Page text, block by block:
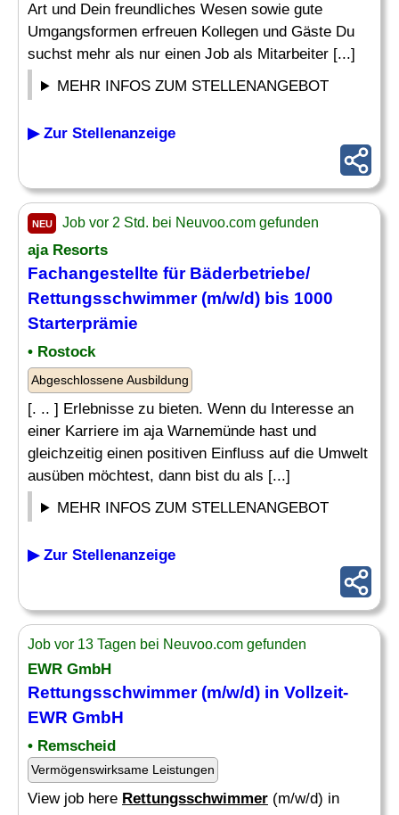
Art und Dein freundliches Wesen sowie gute
Umgangsformen erfreuen Kollegen und Gäste Du
suchst mehr als nur einen Job als Mitarbeiter [...]
MEHR INFOS ZUM STELLENANGEBOT
▶ Zur Stellenanzeige
NEU Job vor 2 Std. bei Neuvoo.com gefunden
aja Resorts
Fachangestellte für Bäderbetriebe/
Rettungsschwimmer(m/w/d) bis 1000
Starterprämie
• Rostock
Abgeschlossene Ausbildung
[. .. ] Erlebnisse zu bieten. Wenn du Interesse an
einer Karriere im aja Warnemünde hast und
gleichzeitig einen positiven Einfluss auf die Umwelt
ausüben möchtest, dann bist du als [...]
MEHR INFOS ZUM STELLENANGEBOT
▶ Zur Stellenanzeige
Job vor 13 Tagen bei Neuvoo.com gefunden
EWR GmbH
Rettungsschwimmer(m/w/d) in Vollzeit-
EWR GmbH
• Remscheid
Vermögenswirksame Leistungen
View job here Rettungsschwimmer (m/w/d) in